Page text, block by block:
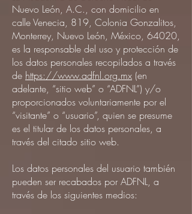
Nuevo León, A.C., con domicilio en
calle Venecia, 819, Colonia Gonzalitos,
Monterrey, Nuevo León, México, 64020,
es la responsable del uso y protección de
los datos personales recopilados a través
de https://www.adfnl.org.mx (en
adelante, “sitio web” o “ADFNL”) y/o
proporcionados voluntariamente por el
“visitante” o “usuario”, quien se presume
es el titular de los datos personales, a
través del citado sitio web.
Los datos personales del usuario también
pueden ser recabados por ADFNL, a
través de los siguientes medios: